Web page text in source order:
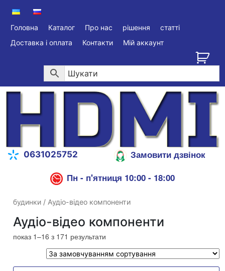
Головна Каталог Про нас рішення
статті
Доставка і оплата
Контакти Мій аккаунт
0631025752
Замовити дзвінок
Пн - п'ятниця 10:00 - 18:00
будинки / Аудіо-відео компоненти
Аудіо-відео компоненти
показ 1–16 з 171 результати